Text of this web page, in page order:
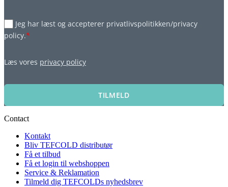
Jeg har læst og accepterer privatlivspolitikken/privacy
policy.*
Læs vores privacy policy
TILMELD
Contact
Kontakt
Bliv TEFCOLD distributør
Få et tilbud
Få et login til webshoppen
Service & Reklamation
Tilmeld dig TEFCOLDs nyhedsbrev